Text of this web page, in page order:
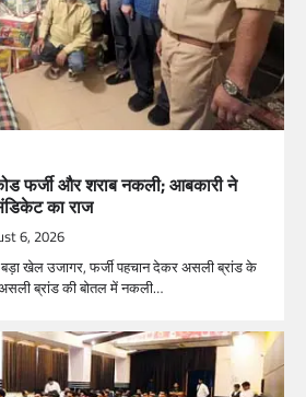
फर्जी और शराब नकली; आबकारी ने
का राज
6, 2026
खेल उजागर, फर्जी पहचान देकर असली ब्रांड के
ब्रांड की बोतल में नकली…